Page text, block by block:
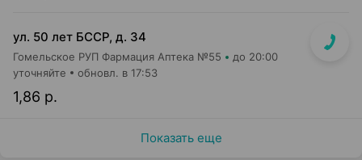
ул. 50 лет БССР, д. 34
Гомельское РУП Фармация Аптека №55 до 20:00
1,86 р.
уточняйте обновл. в 17:53
Показать еще